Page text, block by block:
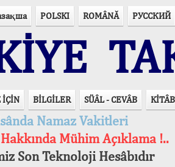
POLSKI ROMÂNĂ РУССКИЙ
İÇİN BİLGİLER SÜÂL - CEVÂB
Namaz Vakitleri
Mühim Açıklama !..
Son Teknoloji Hesâbıdır